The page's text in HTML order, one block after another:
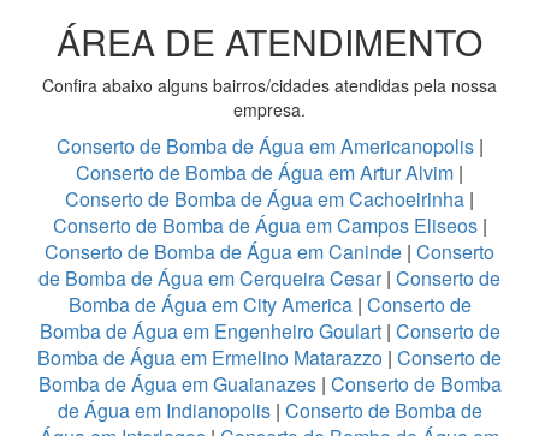
ÁREA DE ATENDIMENTO
Confira abaixo alguns bairros/cidades atendidas pela nossa
empresa.
Conserto de Bomba de Água em Americanopolis |
Conserto de Bomba de Água em Artur Alvim |
Conserto de Bomba de Água em Cachoeirinha |
Conserto de Bomba de Água em Campos Eliseos |
Conserto de Bomba de Água em Caninde | Conserto
de Bomba de Água em Cerqueira Cesar| Conserto de
Bomba de Água em City America | Conserto de
Bomba de Água em Engenheiro Goulart | Conserto de
Bomba de Água em Ermelino Matarazzo | Conserto de
Bomba de Água em Guaianazes| Conserto de Bomba
de Água em Indianopolis| Conserto de Bomba de